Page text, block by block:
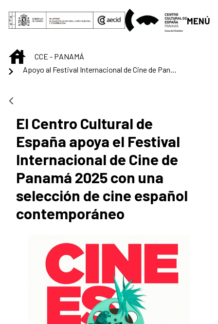
Saltar al contenido principal
MENÚ
INICIOCCE - PANAMÁ
El Centro Cultural de
España apoya el Festival
Internacional de Cine de
Panamá 2025 con una
selección de cine español
contemporáneo